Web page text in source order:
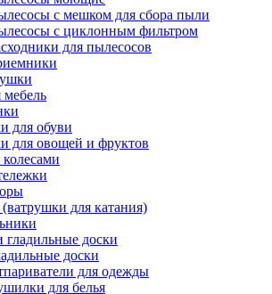
с мешком для сбора пыли
с циклонным фильтром
для пылесосов
мебель
для обуви
для овощей и фруктов
для катания)
доски
доски
для одежды
для белья